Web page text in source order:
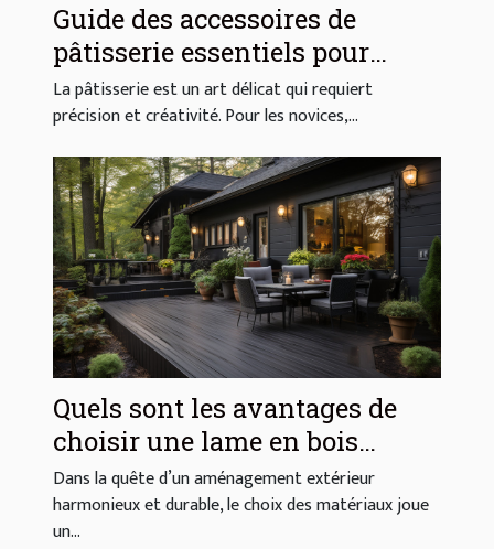
Guide des accessoires de
pâtisserie essentiels pour
débutants
La pâtisserie est un art délicat qui requiert
précision et créativité. Pour les novices,...
Quels sont les avantages de
choisir une lame en bois
composite pour votre extérieur
?
Dans la quête d’un aménagement extérieur
harmonieux et durable, le choix des matériaux joue
un...